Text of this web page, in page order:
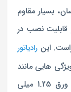
بسیار مقاوم
و قابلیت نصب در
این رادیاتور
هایی مانند
قیمت پایین، جوشکاری یکنواخت، دارای ورق 1.25 میلی